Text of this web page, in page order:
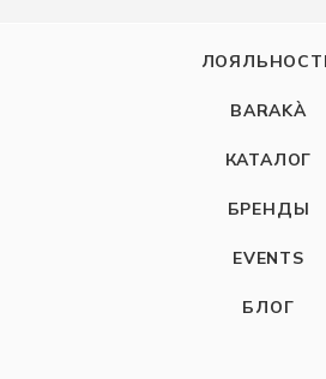
BARAKÀ
КАТАЛОГ
БРЕНДЫ
EVENTS
БЛОГ